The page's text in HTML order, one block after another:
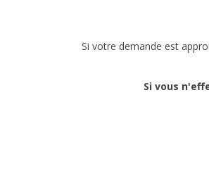
Si votre demande est
Si vous